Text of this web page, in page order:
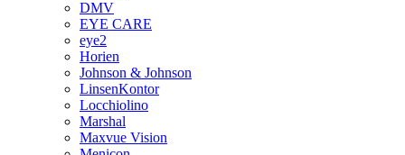
DMV
EYE CARE
eye2
Horien
Johnson & Johnson
LinsenKontor
Locchiolino
Marshal
Maxvue Vision